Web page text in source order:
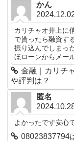
かん
カリチャオ井上に
で貰ったら融資す
振り込んでしまっ
ほローンからメー
金融｜カリチ
や評判は？
匿名
よかったです安心
08023837794